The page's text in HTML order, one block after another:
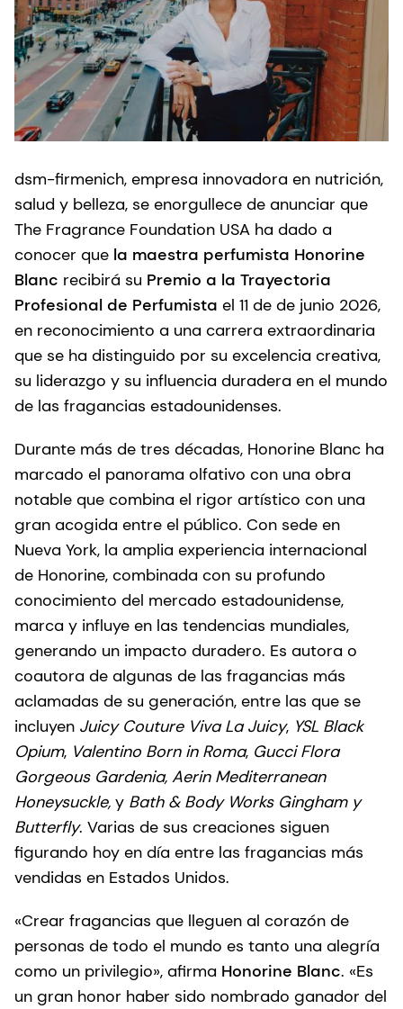
dsm-firmenich, empresa innovadora en nutrición,
salud y belleza, se enorgullece de anunciar que
The Fragrance Foundation USA ha dado a
conocer que la maestra perfumista Honorine
Blanc recibirá su Premio a la Trayectoria
Profesional de Perfumista el 11 de de junio 2026,
en reconocimiento a una carrera extraordinaria
que se ha distinguido por su excelencia creativa,
su liderazgo y su influencia duradera en el mundo
de las fragancias estadounidenses.
Durante más de tres décadas, Honorine Blanc ha
marcado el panorama olfativo con una obra
notable que combina el rigor artístico con una
gran acogida entre el público. Con sede en
Nueva York, la amplia experiencia internacional
de Honorine, combinada con su profundo
conocimiento del mercado estadounidense,
marca y influye en las tendencias mundiales,
generando un impacto duradero. Es autora o
coautora de algunas de las fragancias más
aclamadas de su generación, entre las que se
incluyen Juicy Couture Viva La Juicy, YSL Black
Opium, Valentino Born in Roma, Gucci Flora
Gorgeous Gardenia, Aerin Mediterranean
Honeysuckle, y Bath & Body Works Gingham y
Butterfly. Varias de sus creaciones siguen
figurando hoy en día entre las fragancias más
vendidas en Estados Unidos.
«Crear fragancias que lleguen al corazón de
personas de todo el mundo es tanto una alegría
como un privilegio», afirma Honorine Blanc. «Es
un gran honor haber sido nombrado ganador del